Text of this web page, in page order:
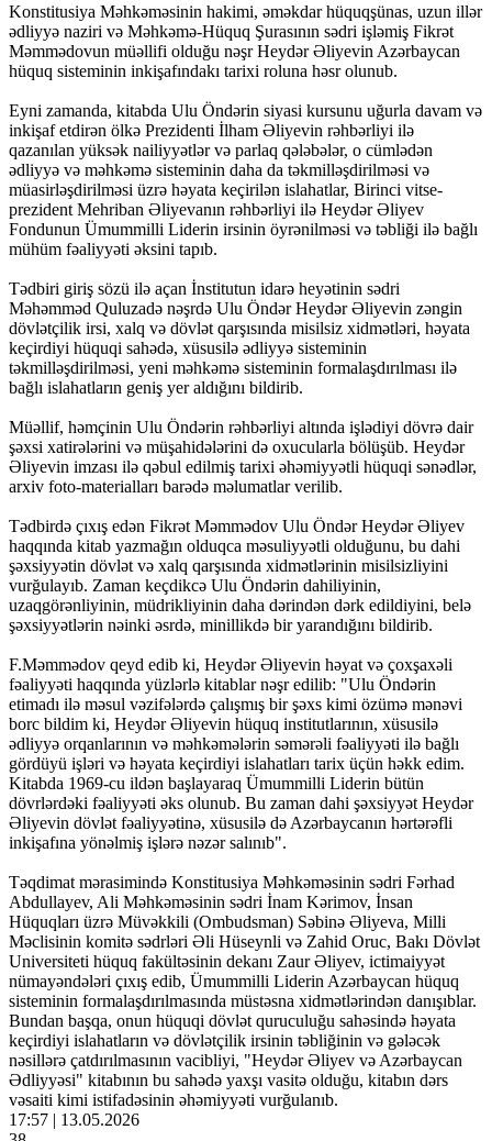
Konstitusiya Məhkəməsinin hakimi, əməkdar hüquqşünas, uzun illər
ədliyyə naziri və Məhkəmə-Hüquq Şurasının sədri işləmiş Fikrət
Məmmədovun müəllifi olduğu nəşr Heydər Əliyevin Azərbaycan
hüquq sisteminin inkişafındakı tarixi roluna həsr olunub.
Eyni zamanda, kitabda Ulu Öndərin siyasi kursunu uğurla davam və
inkişaf etdirən ölkə Prezidenti İlham Əliyevin rəhbərliyi ilə
qazanılan yüksək nailiyyətlər və parlaq qələbələr, o cümlədən
ədliyyə və məhkəmə sisteminin daha da təkmilləşdirilməsi və
müasirləşdirilməsi üzrə həyata keçirilən islahatlar, Birinci vitse-
prezident Mehriban Əliyevanın rəhbərliyi ilə Heydər Əliyev
Fondunun Ümummilli Liderin irsinin öyrənilməsi və təbliği ilə bağlı
mühüm fəaliyyəti əksini tapıb.
Tədbiri giriş sözü ilə açan İnstitutun idarə heyətinin sədri
Məhəmməd Quluzadə nəşrdə Ulu Öndər Heydər Əliyevin zəngin
dövlətçilik irsi, xalq və dövlət qarşısında misilsiz xidmətləri, həyata
keçirdiyi hüquqi sahədə, xüsusilə ədliyyə sisteminin
təkmilləşdirilməsi, yeni məhkəmə sisteminin formalaşdırılması ilə
bağlı islahatların geniş yer aldığını bildirib.
Müəllif, həmçinin Ulu Öndərin rəhbərliyi altında işlədiyi dövrə dair
şəxsi xatirələrini və müşahidələrini də oxucularla bölüşüb. Heydər
Əliyevin imzası ilə qəbul edilmiş tarixi əhəmiyyətli hüquqi sənədlər,
arxiv foto-materialları barədə məlumatlar verilib.
Tədbirdə çıxış edən Fikrət Məmmədov Ulu Öndər Heydər Əliyev
haqqında kitab yazmağın olduqca məsuliyyətli olduğunu, bu dahi
şəxsiyyətin dövlət və xalq qarşısında xidmətlərinin misilsizliyini
vurğulayıb. Zaman keçdikcə Ulu Öndərin dahiliyinin,
uzaqgörənliyinin, müdrikliyinin daha dərindən dərk edildiyini, belə
şəxsiyyətlərin nəinki əsrdə, minillikdə bir yarandığını bildirib.
F.Məmmədov qeyd edib ki, Heydər Əliyevin həyat və çoxşaxəli
fəaliyyəti haqqında yüzlərlə kitablar nəşr edilib: "Ulu Öndərin
etimadı ilə məsul vəzifələrdə çalışmış bir şəxs kimi özümə mənəvi
borc bildim ki, Heydər Əliyevin hüquq institutlarının, xüsusilə
ədliyyə orqanlarının və məhkəmələrin səmərəli fəaliyyəti ilə bağlı
gördüyü işləri və həyata keçirdiyi islahatları tarix üçün həkk edim.
Kitabda 1969-cu ildən başlayaraq Ümummilli Liderin bütün
dövrlərdəki fəaliyyəti əks olunub. Bu zaman dahi şəxsiyyət Heydər
Əliyevin dövlət fəaliyyətinə, xüsusilə də Azərbaycanın hərtərəfli
inkişafına yönəlmiş işlərə nəzər salınıb".
Təqdimat mərasimində Konstitusiya Məhkəməsinin sədri Fərhad
Abdullayev, Ali Məhkəməsinin sədri İnam Kərimov, İnsan
Hüquqları üzrə Müvəkkili (Ombudsman) Səbinə Əliyeva, Milli
Məclisinin komitə sədrləri Əli Hüseynli və Zahid Oruc, Bakı Dövlət
Universiteti hüquq fakültəsinin dekanı Zaur Əliyev, ictimaiyyət
nümayəndələri çıxış edib, Ümummilli Liderin Azərbaycan hüquq
sisteminin formalaşdırılmasında müstəsna xidmətlərindən danışıblar.
Bundan başqa, onun hüquqi dövlət quruculuğu sahəsində həyata
keçirdiyi islahatların və dövlətçilik irsinin təbliğinin və gələcək
nəsillərə çatdırılmasının vacibliyi, "Heydər Əliyev və Azərbaycan
Ədliyyəsi" kitabının bu sahədə yaxşı vasitə olduğu, kitabın dərs
vəsaiti kimi istifadəsinin əhəmiyyəti vurğulanıb.
17:57 | 13.05.2026